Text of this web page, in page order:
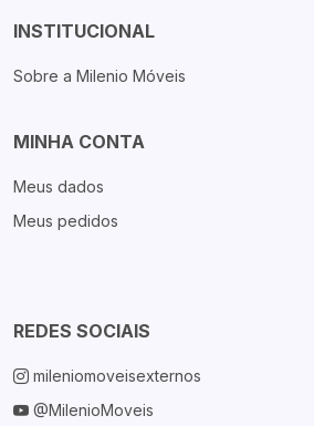
INSTITUCIONAL
Sobre a Milenio Móveis
MINHA CONTA
Meus dados
Meus pedidos
REDES SOCIAIS
mileniomoveisexternos
@MilenioMoveis